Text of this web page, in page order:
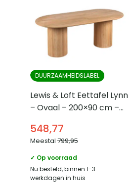
DUURZAAMHEIDSLABEL
Lewis & Loft Eettafel Lynn
– Ovaal – 200×90 cm –
mangohout – Naturel
548,77
Meestal799,95
✓ Op voorraad
Nu besteld, binnen 1-3
werkdagen in huis